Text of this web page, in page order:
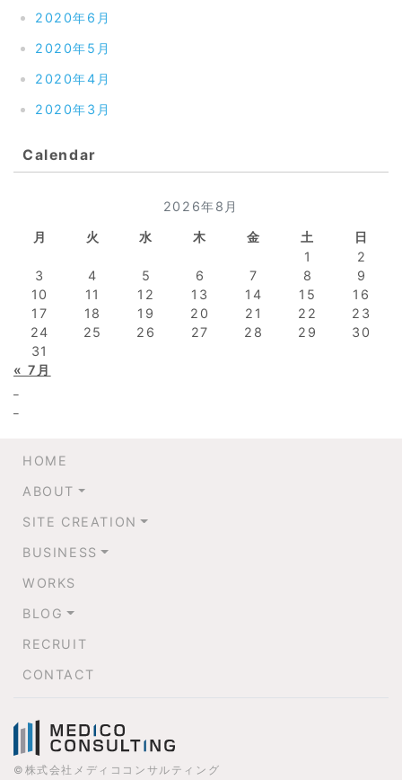
2020年6月
2020年5月
2020年4月
2020年3月
Calendar
2026年8月
月
火 水 木 金 土
日
1
2
3
4 5 6 7 8
9
10
11 12 13 14 15
16
17
18 19 20 21 22
23
24
25 26 27 28 29
30
31
« 7月
HOME
ABOUT
SITE CREATION
BUSINESS
WORKS
BLOG
RECRUIT
CONTACT
©株式会社メディココンサルティング